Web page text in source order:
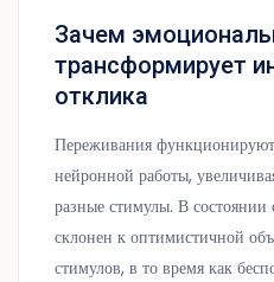
Зачем
трансформирует
отклика
Переживания
нейронной работы,
разные стимулы. В состоянии
склонен к оптимистичной
стимулов, в то время как